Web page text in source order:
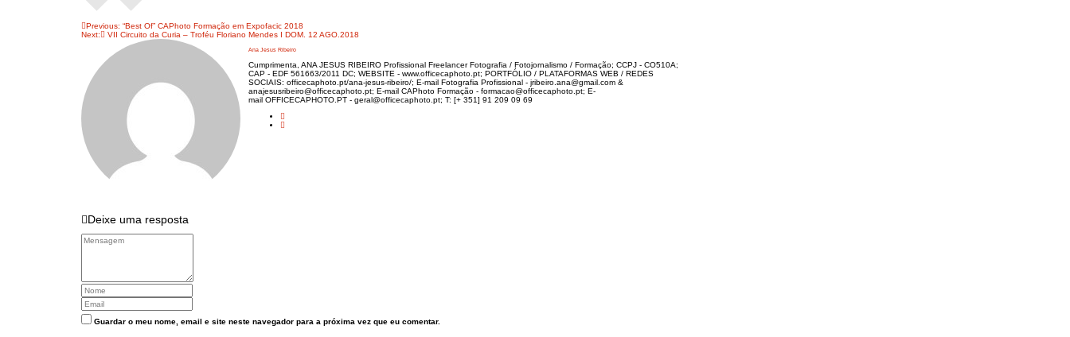
Navegação
de
artigos
Previous: “Best Of” CAPhoto Formação em Expofacic 2018
Next:
VII Circuito da Curia – Troféu Floriano Mendes I DOM. 12 AGO.2018
Ana Jesus Ribeiro
Cumprimenta, ANA JESUS RIBEIRO Profissional Freelancer Fotografia / Fotojornalismo / Formação; CCPJ - CO510A;
CAP - EDF 561663/2011 DC; WEBSITE - www.officecaphoto.pt; PORTFÓLIO / PLATAFORMAS WEB / REDES
SOCIAIS: officecaphoto.pt/ana-jesus-ribeiro/; E-mail Fotografia Profissional - jribeiro.ana@gmail.com &
anajesusribeiro@officecaphoto.pt; E-mail CAPhoto Formação - formacao@officecaphoto.pt; E-
mail OFFICECAPHOTO.PT - geral@officecaphoto.pt; T: [+ 351] 91 209 09 69
Deixe uma resposta
Guardar o meu nome, email e site neste navegador para a próxima vez que eu comentar.